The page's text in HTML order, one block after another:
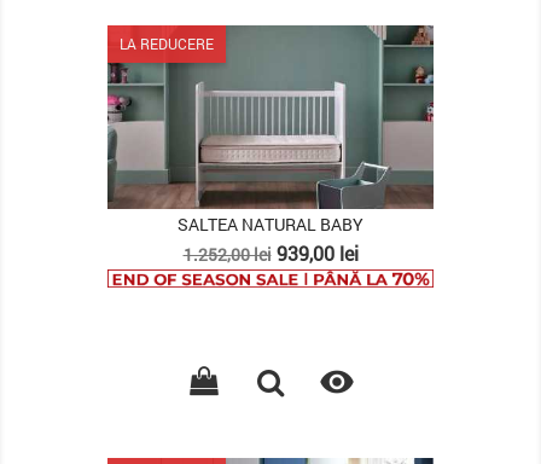
LA REDUCERE
SALTEA NATURAL BABY
Pret
de
1.252,00 lei Pret
939,00 lei
